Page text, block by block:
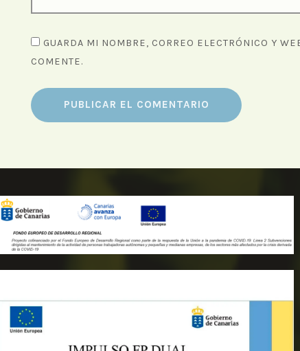
GUARDA MI NOMBRE, CORREO ELECTRÓNICO Y
COMENTE.